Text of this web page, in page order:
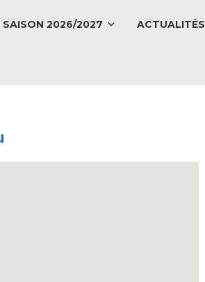
SAISON 2026/2027 ACTUALITÉS